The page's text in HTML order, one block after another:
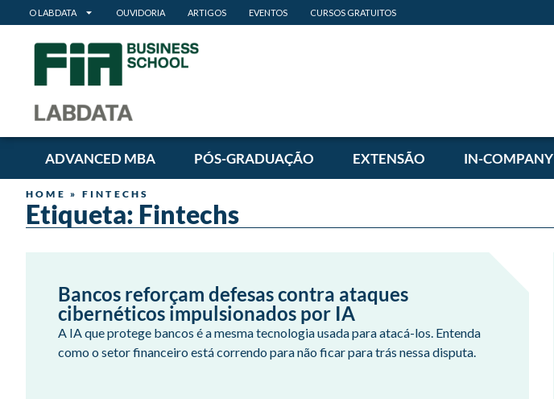
O LABDATA OUVIDORIA ARTIGOS EVENTOS CURSOS GRATUITOS
ADVANCED MBA PÓS-GRADUAÇÃO EXTENSÃO IN-COMPANY
HOME » FINTECHS
Etiqueta: Fintechs
Bancos reforçam defesas contra ataques
cibernéticos impulsionados por IA
A IA que protege bancos é a mesma tecnologia usada para atacá-los. Entenda
como o setor financeiro está correndo para não ficar para trás nessa disputa.